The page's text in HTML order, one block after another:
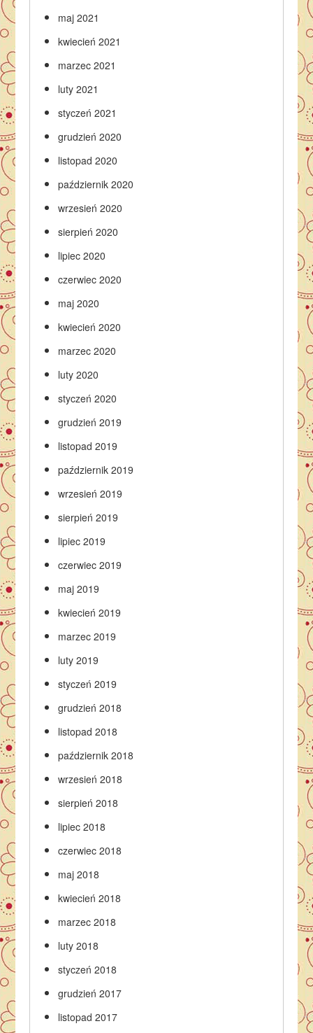
maj 2021
kwiecień 2021
marzec 2021
luty 2021
styczeń 2021
grudzień 2020
listopad 2020
październik 2020
wrzesień 2020
sierpień 2020
lipiec 2020
czerwiec 2020
maj 2020
kwiecień 2020
marzec 2020
luty 2020
styczeń 2020
grudzień 2019
listopad 2019
październik 2019
wrzesień 2019
sierpień 2019
lipiec 2019
czerwiec 2019
maj 2019
kwiecień 2019
marzec 2019
luty 2019
styczeń 2019
grudzień 2018
listopad 2018
październik 2018
wrzesień 2018
sierpień 2018
lipiec 2018
czerwiec 2018
maj 2018
kwiecień 2018
marzec 2018
luty 2018
styczeń 2018
grudzień 2017
listopad 2017